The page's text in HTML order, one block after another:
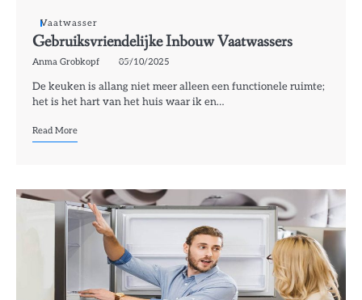
Vaatwasser
Gebruiksvriendelijke Inbouw Vaatwassers
Anma Grobkopf 05/10/2025
De keuken is allang niet meer alleen een functionele ruimte;
het is het hart van het huis waar ik en…
Read More